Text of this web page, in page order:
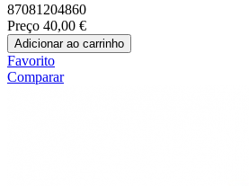
87081204860
Preço 40,00 €
Adicionar ao carrinho
Favorito
Comparar